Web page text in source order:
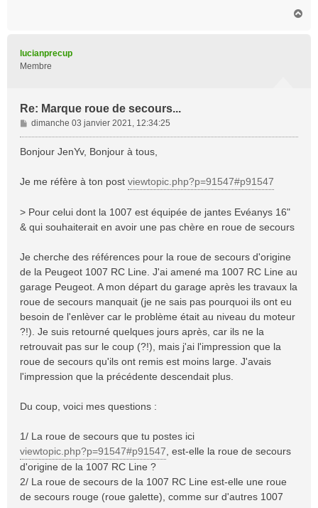
lucianprecup
Membre
Re: Marque roue de secours...
M
e
s
g
dimanche 03 janvier 2021, 12:34:25
Bonjour JenYv, Bonjour à tous,
Je me réfère à ton post viewtopic.php?p=91547#p91547
> Pour celui dont la 1007 est équipée de jantes Evéanys 16"
& qui souhaiterait en avoir une pas chère en roue de secours
Je cherche des références pour la roue de secours d'origine
de la Peugeot 1007 RC Line. J'ai amené ma 1007 RC Line au
garage Peugeot. A mon départ du garage après les travaux la
roue de secours manquait (je ne sais pas pourquoi ils ont eu
besoin de l'enlèver car le problème était au niveau du moteur
?!). Je suis retourné quelques jours après, car ils ne la
retrouvait pas sur le coup (?!), mais j'ai l'impression que la
roue de secours qu'ils ont remis est moins large. J'avais
l'impression que la précédente descendait plus.
Du coup, voici mes questions :
1/ La roue de secours que tu postes ici
viewtopic.php?p=91547#p91547 , est-elle la roue de secours
d'origine de la 1007 RC Line ?
2/ La roue de secours de la 1007 RC Line est-elle une roue
de secours rouge (roue galette), comme sur d'autres 1007